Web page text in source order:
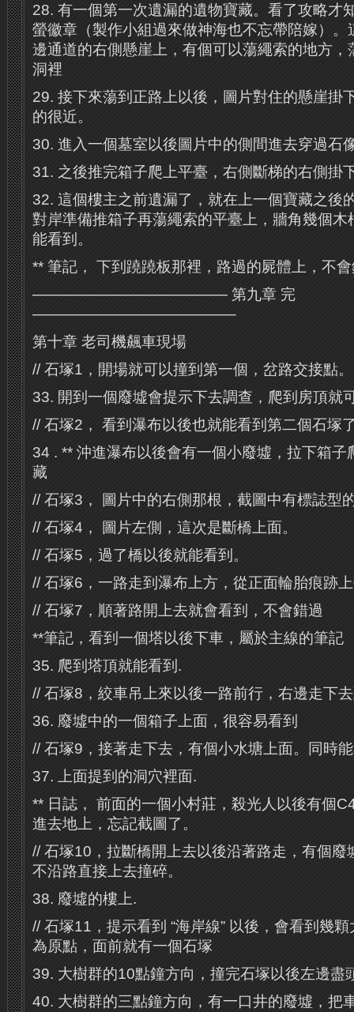
28. 有一個第一次遺漏的遺物寶藏。看了攻略才
螢徽章（製作小組過來做神海也不忘帶陪嫁）。
邊通道的右側懸崖上，有個可以蕩繩索的地方，
洞裡
29. 接下來蕩到正路上以後，圖片對住的懸崖掛
的很近。
30. 進入一個墓室以後圖片中的側間進去穿過石
31. 之後推完箱子爬上平臺，右側斷梯的右側掛
32. 這個樓主之前遺漏了，就在上一個寶藏之後
對岸準備推箱子再蕩繩索的平臺上，牆角幾個木
能看到。
** 筆記， 下到蹺蹺板那裡，路過的屍體上，不
————————————— 第九章 完
—————————————–
第十章 老司機飆車現場
// 石塚1，開場就可以撞到第一個，岔路交接點。
33. 開到一個廢墟會提示下去調查，爬到房頂就
// 石塚2， 看到瀑布以後也就能看到第二個石塚
34 . ** 沖進瀑布以後會有一個小廢墟，拉下箱子
藏
// 石塚3， 圖片中的右側那根，截圖中有標誌型
// 石塚4， 圖片左側，這次是斷橋上面。
// 石塚5，過了橋以後就能看到。
// 石塚6，一路走到瀑布上方，從正面輪胎痕跡
// 石塚7，順著路開上去就會看到，不會錯過
**筆記，看到一個塔以後下車，屬於主線的筆記
35. 爬到塔頂就能看到.
// 石塚8，絞車吊上來以後一路前行，右邊走下
36. 廢墟中的一個箱子上面，很容易看到
// 石塚9，接著走下去，有個小水塘上面。同時
37. 上面提到的洞穴裡面.
** 日誌， 前面的一個小村莊，殺光人以後有個
進去地上，忘記截圖了。
// 石塚10，拉斷橋開上去以後沿著路走，有個廢
不沿路直接上去撞碎。
38. 廢墟的樓上.
// 石塚11，提示看到 “海岸線” 以後，會看到幾
為原點，面前就有一個石塚
39. 大樹群的10點鐘方向，撞完石塚以後左邊盡
40. 大樹群的三點鐘方向，有一口井的廢墟，把